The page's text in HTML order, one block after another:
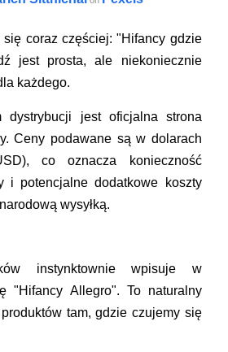
coraz częściej: "Hifancy gdzie
jest prosta, ale niekoniecznie
każdego.
dystrybucji jest oficjalna strona
Ceny podawane są w dolarach
co oznacza konieczność
i potencjalne dodatkowe koszty
wysyłką.
instynktownie wpisuje w
"Hifancy Allegro". To naturalny
tam, gdzie czujemy się